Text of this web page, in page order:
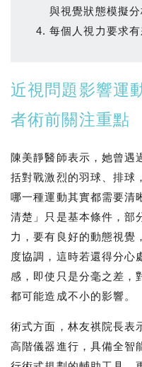
與視覺狀態模擬分
每個人視力要求
近視問題影響運
者術前關注重點
陳美靜醫師表示，她曾遇
括對戰激烈的羽球、排球
哪一種運動其實都需要清
清楚」只是基本條件，部
力，要有良好的動態視覺
度協調，這時若還得分心
感，即使只是分毫之差，
都可能造成不小的影響。
術式方面，林友祺院長表
高階儀器進行，具備全智